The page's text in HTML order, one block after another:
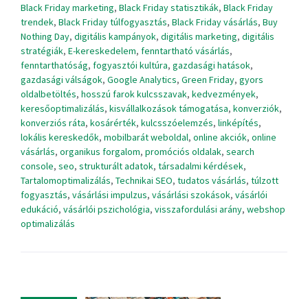
Black Friday marketing, Black Friday statisztikák, Black Friday
trendek, Black Friday túlfogyasztás, Black Friday vásárlás, Buy
Nothing Day, digitális kampányok, digitális marketing, digitális
stratégiák, E-kereskedelem, fenntartható vásárlás,
fenntarthatóság, fogyasztói kultúra, gazdasági hatások,
gazdasági válságok, Google Analytics, Green Friday, gyors
oldalbetöltés, hosszú farok kulcsszavak, kedvezmények,
keresőoptimalizálás, kisvállalkozások támogatása, konverziók,
konverziós ráta, kosárérték, kulcsszóelemzés, linképítés,
lokális kereskedők, mobilbarát weboldal, online akciók, online
vásárlás, organikus forgalom, promóciós oldalak, search
console, seo, strukturált adatok, társadalmi kérdések,
Tartalomoptimalizálás, Technikai SEO, tudatos vásárlás, túlzott
fogyasztás, vásárlási impulzus, vásárlási szokások, vásárlói
edukáció, vásárlói pszichológia, visszafordulási arány, webshop
optimalizálás